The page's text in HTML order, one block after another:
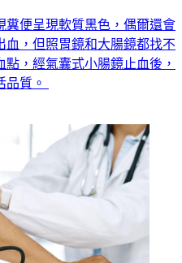
糞便呈現軟質黑色，偶爾還會
血，但照胃鏡和大腸鏡都找不
，經氣囊式小腸鏡止血後，
品質。